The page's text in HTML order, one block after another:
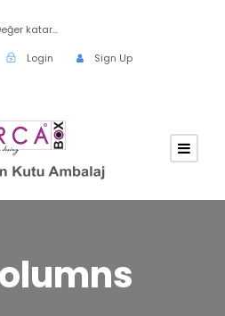
katar...
Login
Sign Up